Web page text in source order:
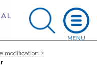
modification 2